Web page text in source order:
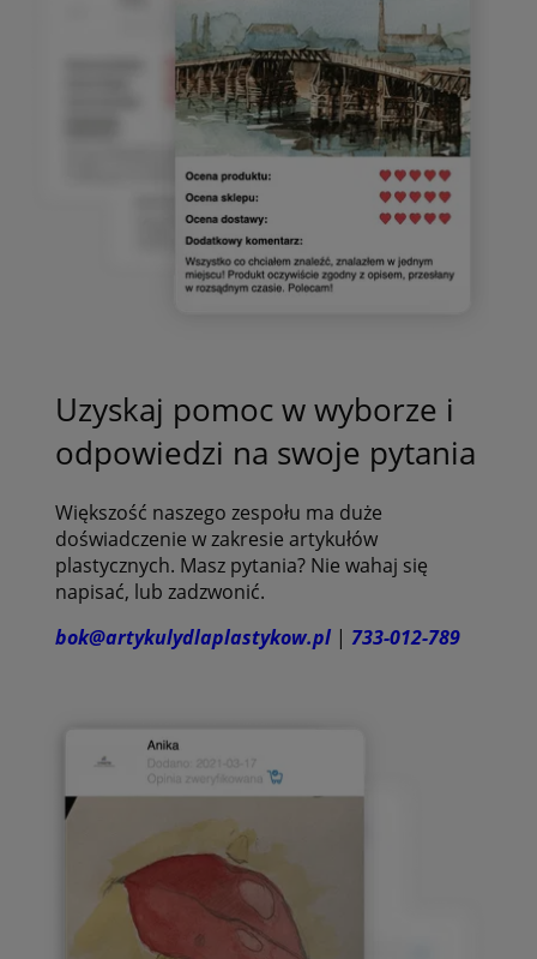
Uzyskaj pomoc w wyborze i
odpowiedzi na swoje pytania
Większość naszego zespołu ma duże
doświadczenie w zakresie artykułów
plastycznych. Masz pytania? Nie wahaj się
napisać, lub zadzwonić.
bok@artykulydlaplastykow.pl| 733-012-789